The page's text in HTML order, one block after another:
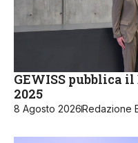
GEWISS pubblica
2025
8 Agosto 2026Redazione